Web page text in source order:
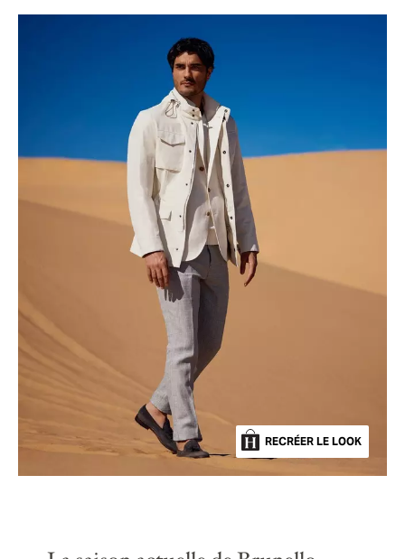
RECRÉER LE LOOK